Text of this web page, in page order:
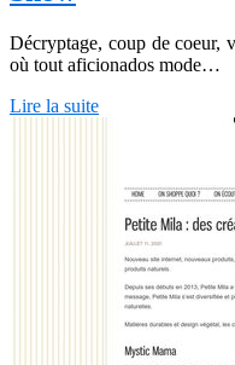
Décryptage, coup de coeur,
où tout aficionados mode…
Lire la suite